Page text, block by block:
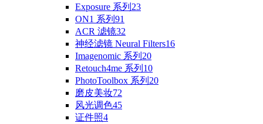
Exposure 系列 23
ON1 系列 91
ACR 滤镜32
神经滤镜 Neural Filters16
Imagenomic 系列 20
Retouch4me 系列 10
PhotoToolbox 系列 20
磨皮美妆72
风光调色45
证件照4